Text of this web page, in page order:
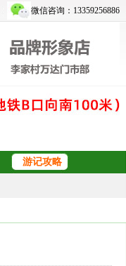
微信咨询：13359256886
游记攻略